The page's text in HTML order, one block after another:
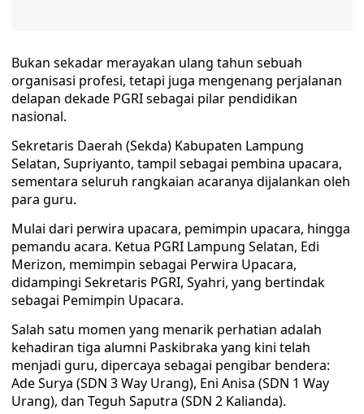
Bukan sekadar merayakan ulang tahun sebuah
organisasi profesi, tetapi juga mengenang perjalanan
delapan dekade PGRI sebagai pilar pendidikan
nasional.
Sekretaris Daerah (Sekda) Kabupaten Lampung
Selatan, Supriyanto, tampil sebagai pembina upacara,
sementara seluruh rangkaian acaranya dijalankan oleh
para guru.
Mulai dari perwira upacara, pemimpin upacara, hingga
pemandu acara. Ketua PGRI Lampung Selatan, Edi
Merizon, memimpin sebagai Perwira Upacara,
didampingi Sekretaris PGRI, Syahri, yang bertindak
sebagai Pemimpin Upacara.
Salah satu momen yang menarik perhatian adalah
kehadiran tiga alumni Paskibraka yang kini telah
menjadi guru, dipercaya sebagai pengibar bendera:
Ade Surya (SDN 3 Way Urang), Eni Anisa (SDN 1 Way
Urang), dan Teguh Saputra (SDN 2 Kalianda).